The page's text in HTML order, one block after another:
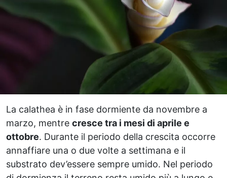
La calathea è in fase dormiente da novembre a
marzo, mentre cresce tra i mesi di aprile e
ottobre. Durante il periodo della crescita occorre
annaffiare una o due volte a settimana e il
substrato dev’essere sempre umido. Nel periodo